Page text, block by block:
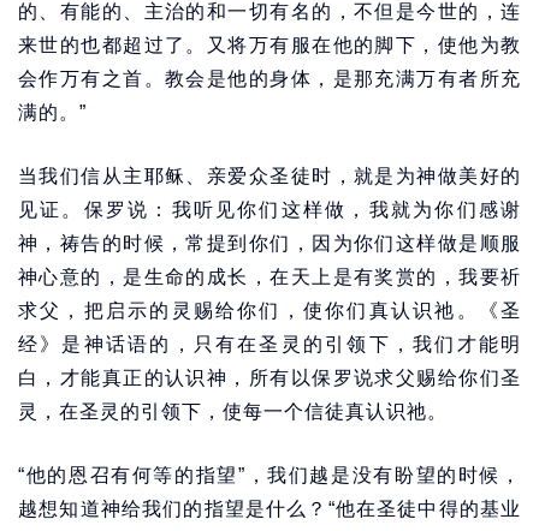
的、有能的、主治的和一切有名的，不但是今世的，连
来世的也都超过了。又将万有服在他的脚下，使他为教
会作万有之首。教会是他的身体，是那充满万有者所充
满的。”
当我们信从主耶稣、亲爱众圣徒时，就是为神做美好的
见证。保罗说：我听见你们这样做，我就为你们感谢
神，祷告的时候，常提到你们，因为你们这样做是顺服
神心意的，是生命的成长，在天上是有奖赏的，我要祈
求父，把启示的灵赐给你们，使你们真认识祂。《圣
经》是神话语的，只有在圣灵的引领下，我们才能明
白，才能真正的认识神，所有以保罗说求父赐给你们圣
灵，在圣灵的引领下，使每一个信徒真认识祂。
“他的恩召有何等的指望”，我们越是没有盼望的时候，
越想知道神给我们的指望是什么？“他在圣徒中得的基业